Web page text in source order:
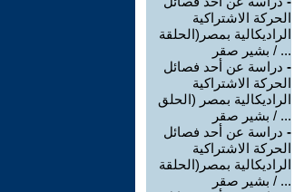
الحركة الاشتراكية
الراديكالية بمصر(الحلقة
... / بشير صقر
- دراسة عن أحد فصائل
الحركة الاشتراكية
الراديكالية بمصر (الحلق
... / بشير صقر
- دراسة عن أحد فصائل
الحركة الاشتراكية
الراديكالية بمصر(الحلقة
... / بشير صقر